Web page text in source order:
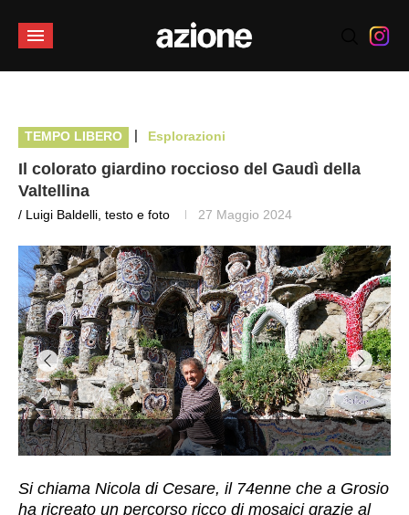
TEMPO LIBERO | Esplorazioni
Il colorato giardino roccioso del Gaudì della
Valtellina
/ Luigi Baldelli, testo e foto 27 Maggio 2024
Si chiama Nicola di Cesare, il 74enne che a Grosio
ha ricreato un percorso ricco di mosaici grazie al